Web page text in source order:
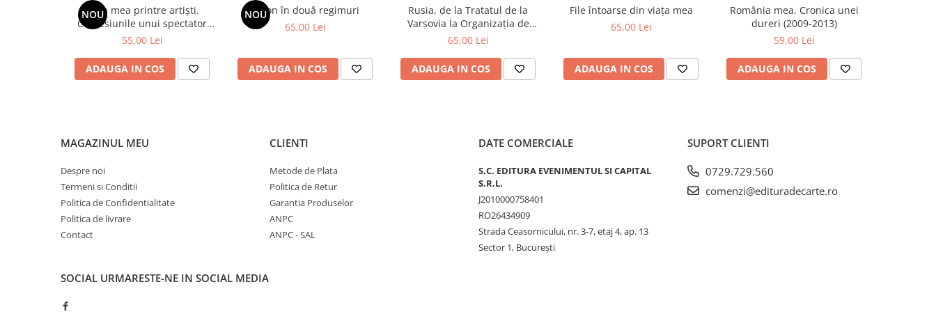
NOU
Viața mea printre artiști.
Confesiunile unui spectator
fidel
55,00 Lei
ADAUGA IN COS
NOU
Spion în două regimuri
65,00 Lei
ADAUGA IN COS
Rusia, de la Tratatul de la
Varșovia la Organizația de
Cooperare de la Shanghai și
65,00 Lei
ADAUGA IN COS
File întoarse din viața mea
65,00 Lei
ADAUGA IN COS
România mea. Cronica unei
dureri (2009-2013)
59,00 Lei
ADAUGA IN COS
MAGAZINUL MEU
Despre noi
Termeni si Conditii
Politica de Confidentialitate
Politica de livrare
Contact
CLIENTI
Metode de Plata
Politica de Retur
Garantia Produselor
ANPC
ANPC - SAL
DATE COMERCIALE
S.C. EDITURA EVENIMENTUL SI CAPITAL
S.R.L.
J2010000758401
RO26434909
Strada Ceasornicului, nr. 3-7, etaj 4, ap. 13
Sector 1, Bucureşti
SUPORT CLIENTI
0729.729.560
comenzi@edituradecarte.ro
SOCIAL URMARESTE-NE IN SOCIAL MEDIA